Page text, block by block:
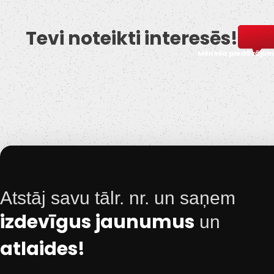
Tevi noteikti interesēs!
Mēneša
Atstāj savu tālr. nr. un saņem
izdevīgus jaunumus un
atlaides!